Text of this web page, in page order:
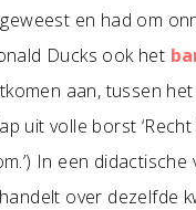
en had om
Ducks ook het
aan, tussen
uit volle borst
In een
over dezelfde